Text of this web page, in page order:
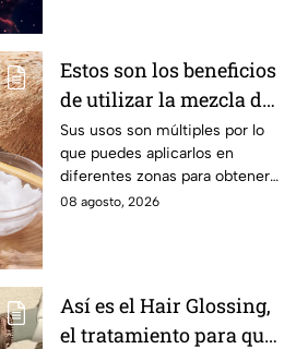
Estos son los beneficios
de utilizar la mezcla de
aceite de coco y
bicarbonato
Sus usos son múltiples por lo
que puedes aplicarlos en
diferentes zonas para obtener
beneficios.
08 agosto, 2026
Así es el Hair Glossing,
el tratamiento para que